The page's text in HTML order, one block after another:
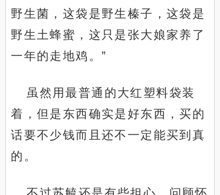
野生菌，这袋是野生榛子，这袋是
野生土蜂蜜，这只是张大娘家养了
一年的走地鸡。”
虽然用最普通的大红塑料袋装
着，但是东西确实是好东西，买的
话要不少钱而且还不一定能买到真
的。